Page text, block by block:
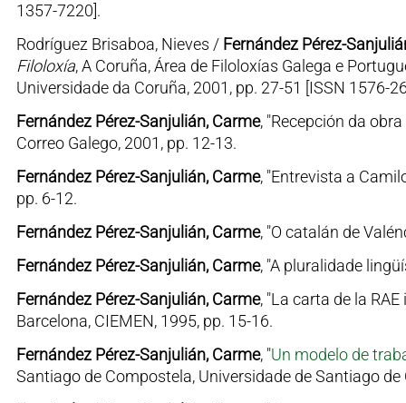
1357-7220].
Rodríguez Brisaboa, Nieves / Fernández Pérez-
Filoloxía, A Coruña, Área de Filoloxías Galega e
Universidade da Coruña, 2001, pp. 27-51 [ISSN 1576-
Fernández Pérez-Sanjulián, Carme, "Recepción da
Correo Galego, 2001, pp. 12-13.
Fernández Pérez-Sanjulián, Carme, "Entrevista a
pp. 6-12.
Fernández Pérez-Sanjulián, Carme, "O catalán de
Fernández Pérez-Sanjulián, Carme, "A pluralidade
Fernández Pérez-Sanjulián, Carme, "La carta de la
Barcelona, CIEMEN, 1995, pp. 15-16.
Fernández Pérez-Sanjulián, Carme, "Un modelo de
Santiago de Compostela, Universidade de Santiago